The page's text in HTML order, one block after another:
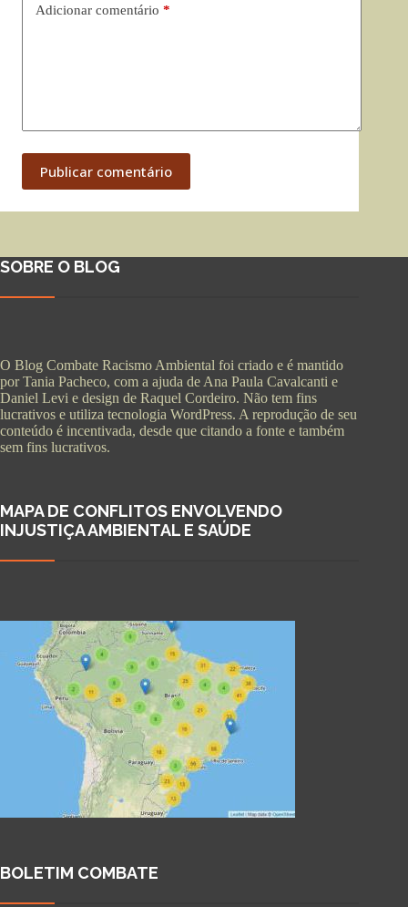
Adicionar comentário *
Publicar comentário
SOBRE O BLOG
O Blog Combate Racismo Ambiental foi criado e é mantido
por Tania Pacheco, com a ajuda de Ana Paula Cavalcanti e
Daniel Levi e design de Raquel Cordeiro. Não tem fins
lucrativos e utiliza tecnologia WordPress. A reprodução de seu
conteúdo é incentivada, desde que citando a fonte e também
sem fins lucrativos.
MAPA DE CONFLITOS ENVOLVENDO
INJUSTIÇA AMBIENTAL E SAÚDE
BOLETIM COMBATE